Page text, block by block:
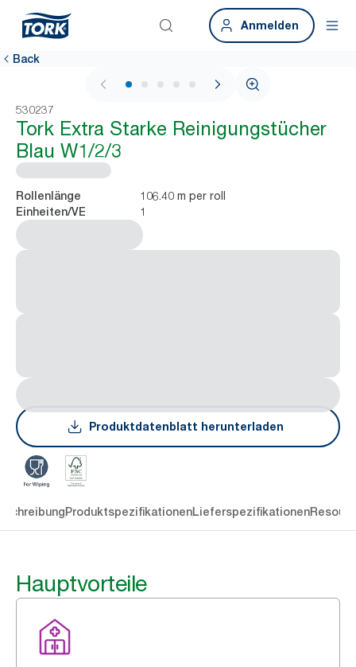
Anmelden
Back
1 / 6
530237
Tork Extra Starke Reinigungstücher
Blau W1/2/3
Rollenlänge 106.40 m per roll
Einheiten/VE 1
Produktdatenblatt herunterladen
ProduktspezifikationenLieferspezifikationen
Hauptvorteile